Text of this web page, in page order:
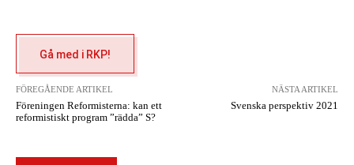
Gå med i RKP!
FÖREGÅENDE ARTIKEL
Föreningen Reformisterna: kan ett
reformistiskt program ”rädda” S?
NÄSTA ARTIKEL
Svenska perspektiv 2021